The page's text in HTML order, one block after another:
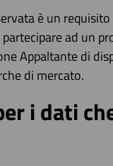
è un
ad un
Appaltante di
di mercato.
i dati